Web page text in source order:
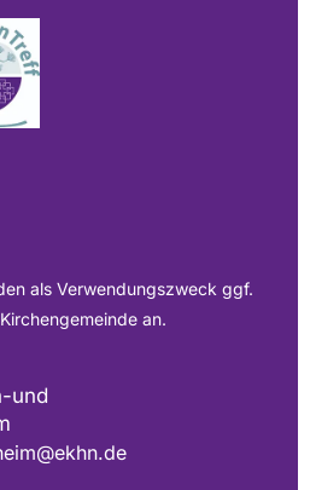
als Verwendungszweck ggf.
an.
und